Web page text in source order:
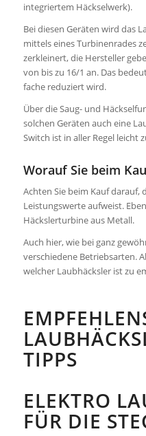
integriertem Häckselwerk).
Bei diesen Geräten wird das
mittels eines Turbinenrades
zerkleinert, die Hersteller
von bis zu 16/1 an. Das
fache reduziert wird.
Über die Saug- und
solchen Geräten auch eine
Switch ist in aller Regel leicht
Worauf Sie beim
Achten Sie beim Kauf darauf,
Leistungswerte aufweist.
Häckslerturbine aus Metall.
Auch hier, wie bei ganz
verschiedene Betriebsarten.
welcher Laubhäcksler ist zu
TIPPS
ELEKTRO
FÜR DIE